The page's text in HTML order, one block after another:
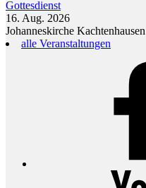
Gottesdienst
16. Aug. 2026
Johanneskirche Kachtenhausen
alle Veranstaltungen